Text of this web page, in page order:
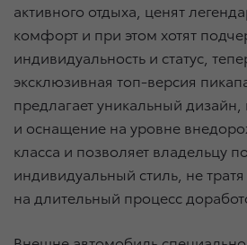
активного отдыха, ценят
комфорт и при этом хотят
индивидуальность и статус,
эксклюзивная топ-версия
предлагает уникальный
и оснащение на уровне
класса и позволяет владельцу
индивидуальный стиль, не
на длительный процесс